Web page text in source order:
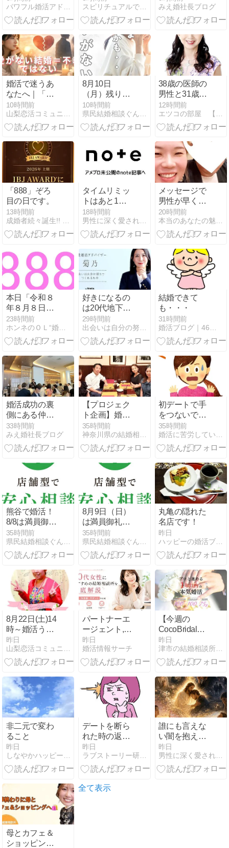
た」その一歩
が、未来を変
くなる方法】
騒音の隣人
っ越していっ
た仕組み
スピリチュアルで運命の恋を引き寄せる方法
情報に惑わさ
れないために
いこと@三重
みえ婚社長ブログ
婚活で迷うあ
なたへ｜「愛
がない結婚＝
不幸じゃな
い」という現
10時間前
8月10日
（月）残り2
名様です！
10時間前
38歳の医師の
男性と31歳の
会社員の女性
がゴールイ
ン！
12時間前
「888」ぞろ
目の日です。
13時間前
タイムリミッ
トはあと1年
半。時代が激
変する理由
18時間前
男性に深く愛されたい女性のためのLOVEセオリー幸粋
メッセージで
男性が早く会
いたい！と思
う小ワザ
20時間前
本日「令和８
年８月８日」
のスペシャル
デイ。ライオ
ンズゲートも
23時間前
ホンネのＯＬ“婚活”日記
好きになるの
は20代地下ア
イドル（44歳
男性芸人の婚
活）
29時間前
結婚できて
も・・・
31時間前
婚活成功の裏
側にある仲人
同士の信頼関
係と東海仲人
大会で得た新
重県
33時間前
みえ婚社長ブログ
【プロジェク
ト企画】婚活
× マネーセミ
ナーの募集開
始
35時間前
初デートで手
をつないでく
る男性の心理
と上手な対応
方法
35時間前
熊谷で婚活！
8/8は満員御礼
です！
35時間前
県民結婚相談ぐんま で カリスマ仲人やってます！
8月9日（日）
は満員御礼と
なりました！
35時間前
県民結婚相談ぐんま で カリスマ仲人やってます！
丸亀の隠れた
名店です！
昨日
ハッピーの婚活ブログ
8月22日(土)14
時～婚活うま
くいくコツ教
えます！女性
限定の婚活女
昨日
山梨恋活コミュニティ〜wincere〜公式ブログ
パートナーエ
ージェント,
IBJメンバー
ズ, エン婚活エ
ージェント, サ
オーレの30代
女性とおすす
め・女性を徹
底解説
昨日
婚活情報サーチ
【今週の
CocoBridal】
8/1〜8/7 会員
様 活動報告✨
昨日
津市の結婚相談所なら結婚相談所CocoBridal
非二元で変わ
ること
昨日
しなやかハッピーでいこう!〜答えはあなたの中にある〜
デートを断ら
れた時の返
信。関係を続
けるための一
通
昨日
ラブストーリー研究会の考える絶対失敗しない恋愛
誰にも言えな
い闇を抱えて
苦しんでな
い？
昨日
男性に深く愛されたい女性のためのLOVEセオリー幸粋
母とカフェ＆
ショッピング
全て表示